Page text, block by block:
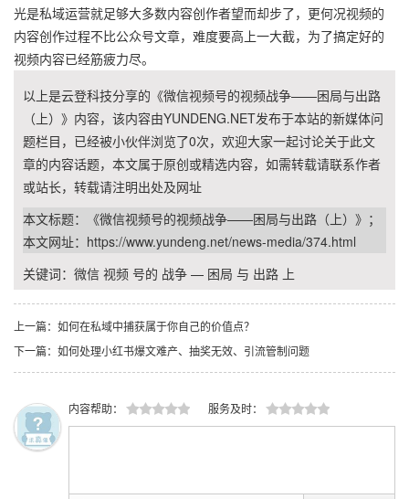
光是私域运营就足够大多数内容创作者望而却步了，更何况视频的
内容创作过程不比公众号文章，难度要高上一大截，为了搞定好的
视频内容已经筋疲力尽。
以上是云登科技分享的《微信视频号的视频战争——困局与出路
（上）》内容，该内容由YUNDENG.NET发布于本站的新媒体问
题栏目，已经被小伙伴浏览了0次，欢迎大家一起讨论关于此文
章的内容话题，本文属于原创或精选内容，如需转载请联系作者
或站长，转载请注明出处及网址
本文标题：《微信视频号的视频战争——困局与出路（上）》；
本文网址： https://www.yundeng.net/news-media/374.html
关键词： 微信 视频 号的 战争 — 困局 与 出路 上
上一篇：如何在私域中捕获属于你自己的价值点？
下一篇：如何处理小红书爆文难产、抽奖无效、引流管制问题
内容帮助： 服务及时：